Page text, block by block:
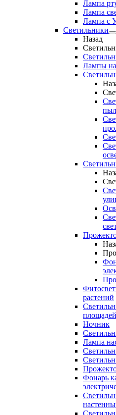
Лампа
Лампа
Лампа с
Светильники
Назад
Лампы
растений
площадей
Ночник
Лампа
Фонарь